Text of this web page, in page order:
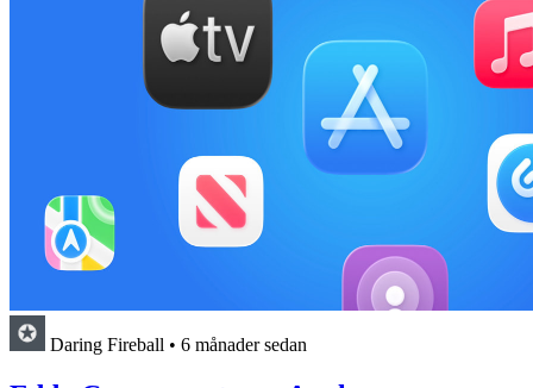
Daring Fireball • 6 månader sedan